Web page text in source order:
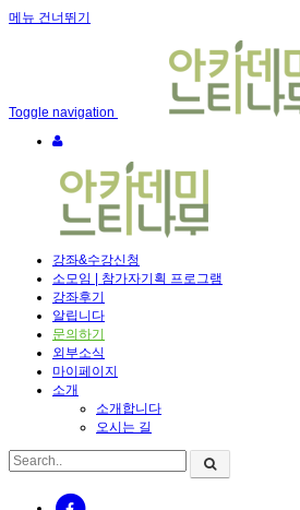
메뉴 건너뛰기
Toggle navigation
강좌&수강신청
소모임 | 참가자기획 프로그램
강좌후기
알립니다
문의하기
외부소식
마이페이지
소개
소개합니다
오시는 길